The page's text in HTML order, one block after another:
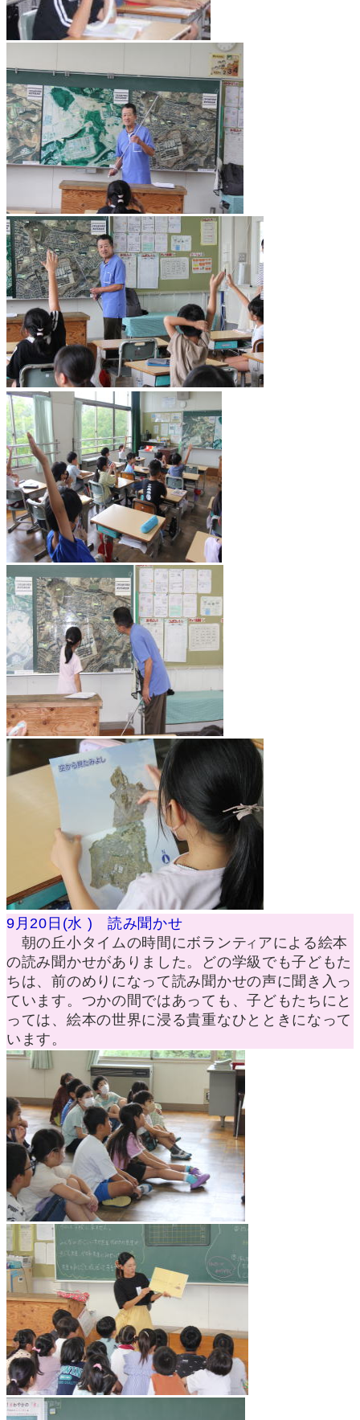
9月20日(水 ) 読み聞かせ
朝の丘小タイムの時間にボランテイ アによる絵本
の読み聞かせがありました。どの学級でも子どもた
ちは、前のめりになって読み聞かせの声に聞き入っ
ています。つかの間ではあっても、子どもたちにと
っては、絵本の世界に浸る貴重なひとときになって
います。